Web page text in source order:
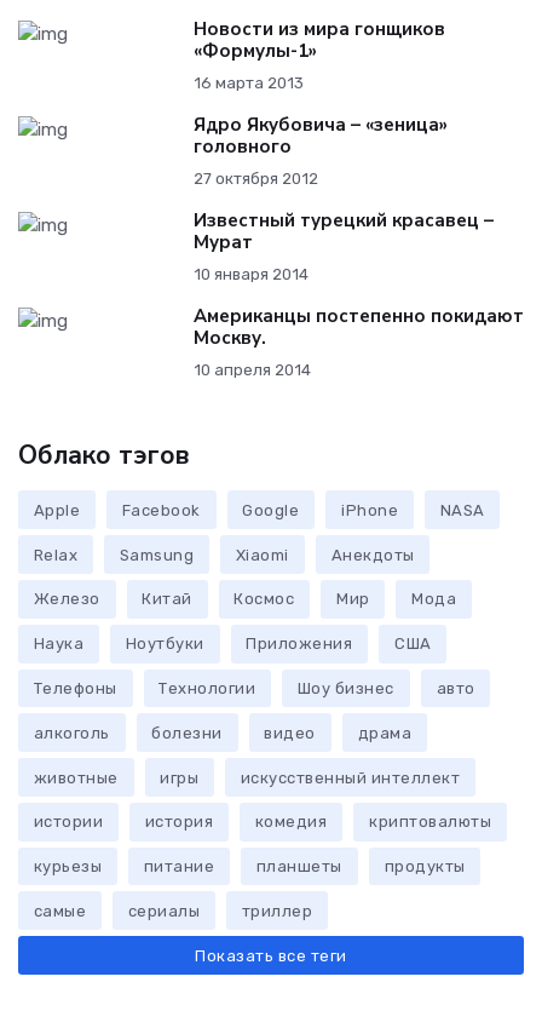
Новости из мира гонщиков
«Формулы-1»
16 марта 2013
Ядро Якубовича – «зеница»
головного
27 октября 2012
Известный турецкий красавец –
Мурат
10 января 2014
Американцы постепенно покидают
Москву.
10 апреля 2014
Облако тэгов
Apple Facebook Google iPhone NASA
Relax Samsung Xiaomi Анекдоты
Железо Китай Космос Мир Мода
Наука Ноутбуки Приложения США
Телефоны Технологии Шоу бизнес авто
алкоголь болезни видео драма
животные игры искусственный интеллект
истории история комедия криптовалюты
курьезы питание планшеты продукты
самые сериалы триллер
Показать все теги